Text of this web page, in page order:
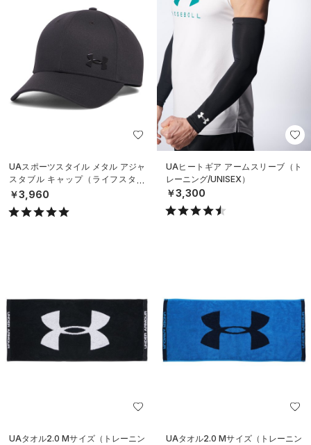
UAスポーツスタイル メタル アジャ
スタブル キャップ（ライフスタイ
ル/MEN）
￥3,960
UAヒートギア アームスリーブ（ト
レーニング/UNISEX）
￥3,300
UAタオル2.0 Mサイズ（トレーニン
UAタオル2.0 Mサイズ（トレーニン